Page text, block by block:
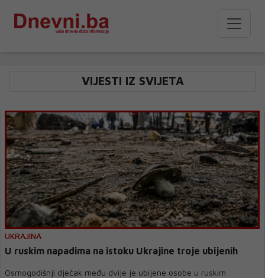
VIJESTI IZ SVIJETA
UKRAJINA
U ruskim napadima na istoku Ukrajine troje ubijenih
Osmogodišnji dječak među dvije je ubijene osobe u ruskim